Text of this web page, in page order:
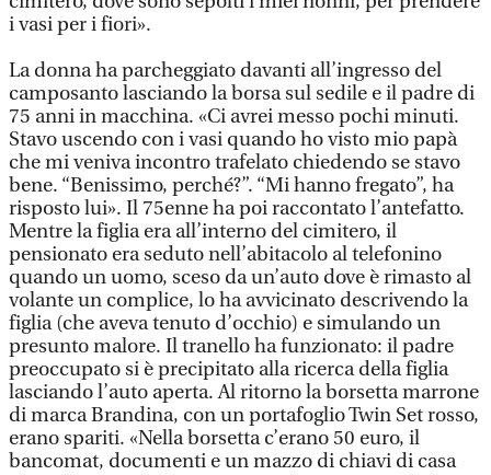
i vasi per i fiori».
La donna ha parcheggiato davanti all’ingresso del
camposanto lasciando la borsa sul sedile e il padre di
75 anni in macchina. «Ci avrei messo pochi minuti.
Stavo uscendo con i vasi quando ho visto mio papà
che mi veniva incontro trafelato chiedendo se stavo
bene. “Benissimo, perché?”. “Mi hanno fregato”, ha
risposto lui». Il 75enne ha poi raccontato l’antefatto.
Mentre la figlia era all’interno del cimitero, il
pensionato era seduto nell’abitacolo al telefonino
quando un uomo, sceso da un’auto dove è rimasto al
volante un complice, lo ha avvicinato descrivendo la
figlia (che aveva tenuto d’occhio) e simulando un
presunto malore. Il tranello ha funzionato: il padre
preoccupato si è precipitato alla ricerca della figlia
lasciando l’auto aperta. Al ritorno la borsetta marrone
di marca Brandina, con un portafoglio Twin Set rosso,
erano spariti. «Nella borsetta c’erano 50 euro, il
bancomat, documenti e un mazzo di chiavi di casa